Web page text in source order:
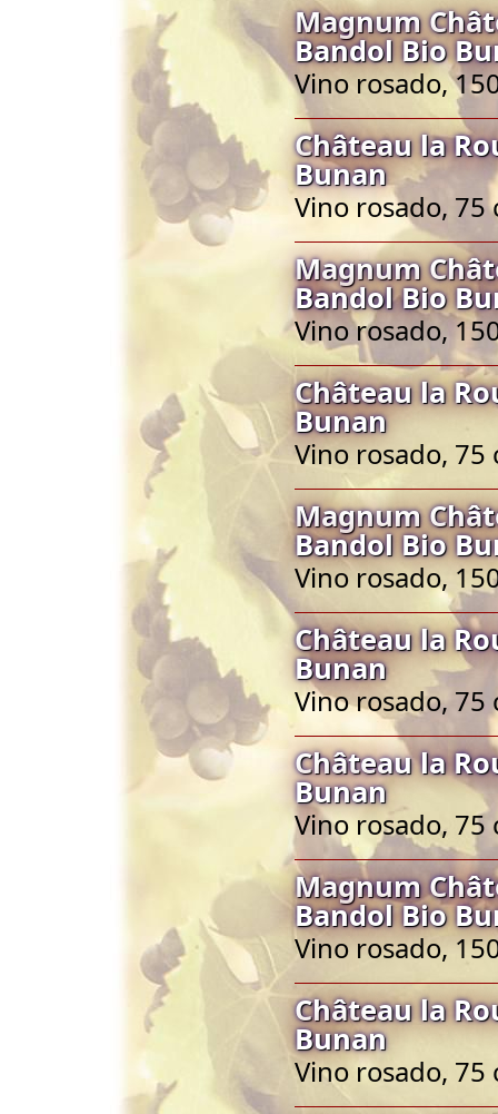
Magnum
Bandol Bio
Vino rosado,
Château la
Bunan
Vino rosado, 75
Magnum
Bandol Bio
Vino rosado,
Château la
Bunan
Vino rosado, 75
Magnum
Bandol Bio
Vino rosado,
Château la
Bunan
Vino rosado, 75
Château la
Bunan
Vino rosado, 75
Magnum
Bandol Bio
Vino rosado,
Château la
Bunan
Vino rosado, 75